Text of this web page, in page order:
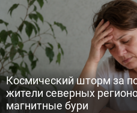
Космический шторм за
жители северных
магнитные бури